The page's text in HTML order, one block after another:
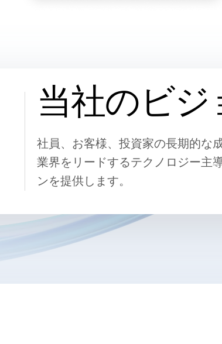
当社のビジ
社員、お客様、投資家の長期的な
業界をリードするテクノロジー主
ンを提供します。